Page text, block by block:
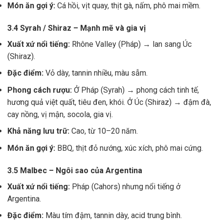
Món ăn gợi ý: Cá hồi, vịt quay, thịt gà, nấm, phô mai mềm.
3.4 Syrah / Shiraz – Mạnh mẽ và gia vị
Xuất xứ nổi tiếng: Rhône Valley (Pháp) → lan sang Úc
(Shiraz).
Đặc điểm: Vỏ dày, tannin nhiều, màu sẫm.
Phong cách rượu: Ở Pháp (Syrah) → phong cách tinh tế,
hương quả việt quất, tiêu đen, khói. Ở Úc (Shiraz) → đậm đà,
cay nồng, vị mận, socola, gia vị.
Khả năng lưu trữ: Cao, từ 10–20 năm.
Món ăn gợi ý: BBQ, thịt đỏ nướng, xúc xích, phô mai cứng.
3.5 Malbec – Ngôi sao của Argentina
Xuất xứ nổi tiếng: Pháp (Cahors) nhưng nổi tiếng ở
Argentina.
Đặc điểm: Màu tím đậm, tannin dày, acid trung bình.